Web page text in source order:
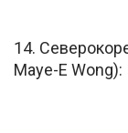
14.
Maye-E Wong):